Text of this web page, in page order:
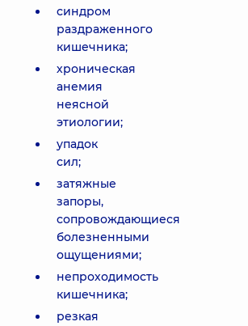
синдром
раздраженного
кишечника;
хроническая
анемия
неясной
этиологии;
упадок
сил;
затяжные
запоры,
сопровождающиеся
болезненными
ощущениями;
непроходимость
кишечника;
резкая